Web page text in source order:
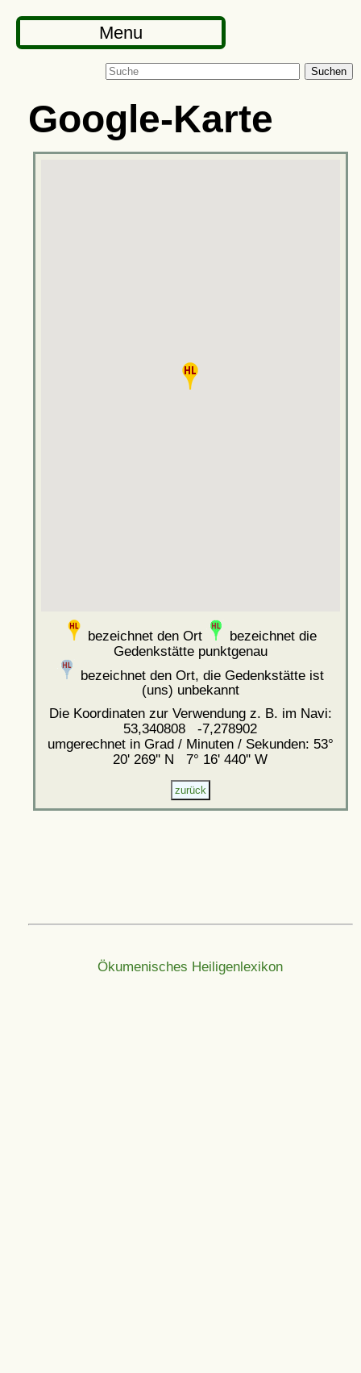
Menu
Suchen
Google-Karte
bezeichnet den Ort
bezeichnet die
Gedenkstätte punktgenau
bezeichnet den Ort, die Gedenkstätte ist
(uns) unbekannt
Die Koordinaten zur Verwendung z. B. im Navi:
53,340808 -7,278902
umgerechnet in Grad / Minuten / Sekunden: 53°
20' 269'' N 7° 16' 440'' W
Ökumenisches Heiligenlexikon